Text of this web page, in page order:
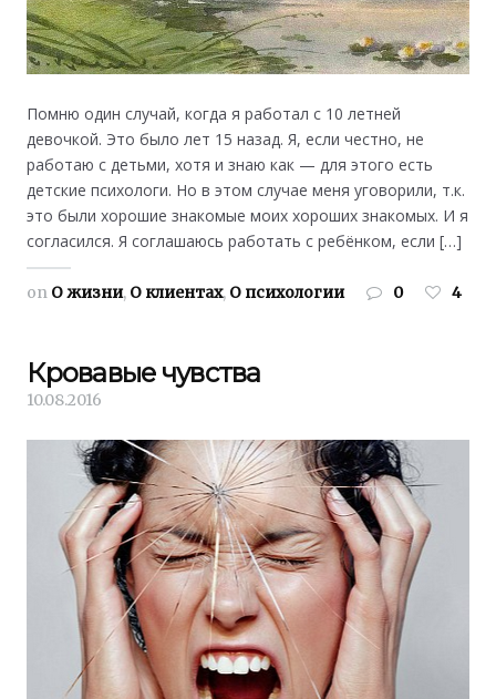
Помню один случай, когда я работал с 10 летней
девочкой. Это было лет 15 назад. Я, если честно, не
работаю с детьми, хотя и знаю как — для этого есть
детские психологи. Но в этом случае меня уговорили, т.к.
это были хорошие знакомые моих хороших знакомых. И я
согласился. Я соглашаюсь работать с ребёнком, если […]
on О жизни, О клиентах, О психологии 0 4
Кровавые чувства
10.08.2016